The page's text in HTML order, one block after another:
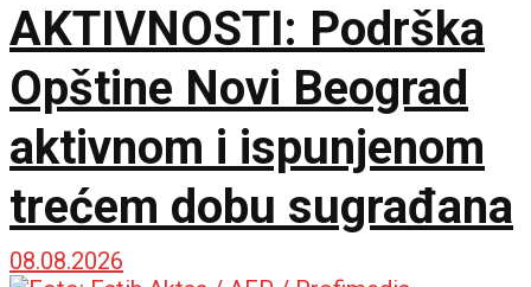
AKTIVNOSTI: Podrška
Opštine Novi Beograd
aktivnom i ispunjenom
trećem dobu sugrađana
08.08.2026